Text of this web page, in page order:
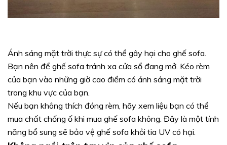
Ánh sáng mặt trời thực sự có thể gây hại cho ghế sofa.
Bạn nên để ghế sofa tránh xa cửa sổ đang mở. Kéo rèm
của bạn vào những giờ cao điểm có ánh sáng mặt trời
trong khu vực của bạn.
Nếu bạn không thích đóng rèm, hãy xem liệu bạn có thể
mua chất chống ố khi mua ghế sofa không. Đây là một tính
năng bổ sung sẽ bảo vệ ghế sofa khỏi tia UV có hại.